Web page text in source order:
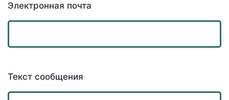
Электронная почта
Текст сообщения